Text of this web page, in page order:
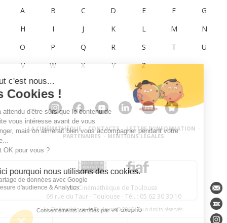
A B C D E F
G
H
I J K L M
N
O
P Q R S T
U
V
W X Y Z
LA CINÉMATHÈQUE · CONTACTS · LETTRE D'INFORMATION ·
PARTENAIRES · MENTIONS LÉGALES
La Cinémathèque de Toulouse
69 rue du Taur - Toulouse - Tél. : 05 62 30 30 10
La Cinémathèque de Toulouse © 2015. Tous droits réservés.